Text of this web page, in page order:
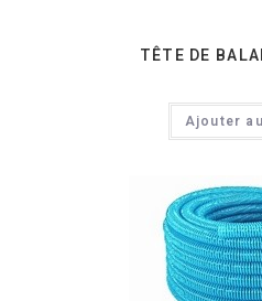
TÊTE DE
Ajouter